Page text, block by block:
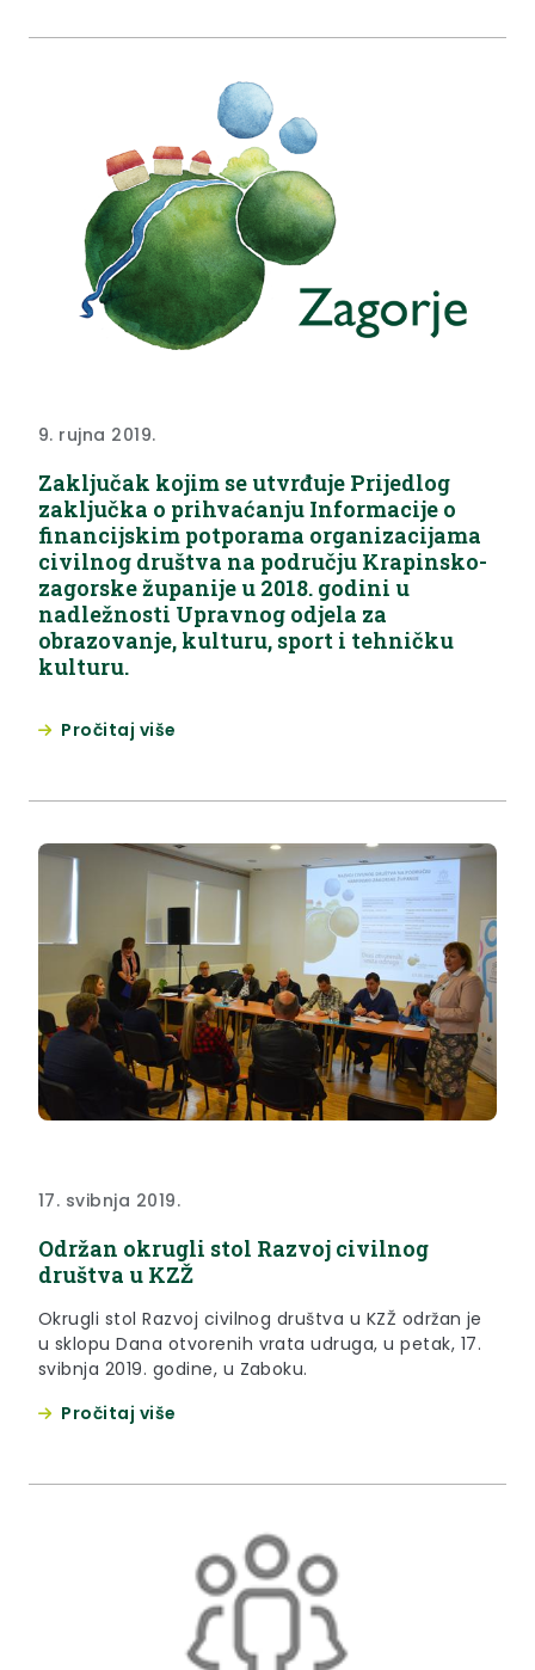
9. rujna 2019.
Zaključak kojim se utvrđuje Prijedlog
zaključka o prihvaćanju Informacije o
financijskim potporama organizacijama
civilnog društva na području Krapinsko-
zagorske županije u 2018. godini u
nadležnosti Upravnog odjela za
obrazovanje, kulturu, sport i tehničku
kulturu.
Pročitaj više
17. svibnja 2019.
Održan okrugli stol Razvoj civilnog
društva u KZŽ
Okrugli stol Razvoj civilnog društva u KZŽ održan je
u sklopu Dana otvorenih vrata udruga, u petak, 17.
svibnja 2019. godine, u Zaboku.
Pročitaj više